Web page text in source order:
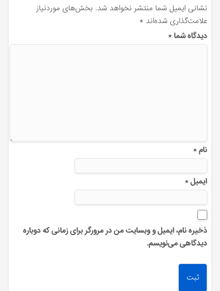
نشانی ایمیل شما منتشر نخواهد شد. بخش‌های موردنیاز
علامت‌گذاری شده‌اند *
دیدگاه شما*
نام*
ایمیل*
ذخیره نام، ایمیل و وبسایت من در مرورگر برای زمانی که دوباره
دیدگاهی می‌نویسم.